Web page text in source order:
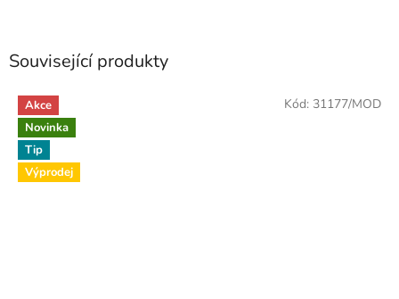
Související produkty
Akce
Novinka
Tip
Výprodej
Kód: 31177/MOD